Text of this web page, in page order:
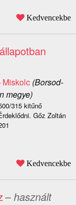
Kedvencekbe
Miskolc(Borsod-
megye)
315 kitűnő
Gőz Zoltán
Kedvencekbe
– használt